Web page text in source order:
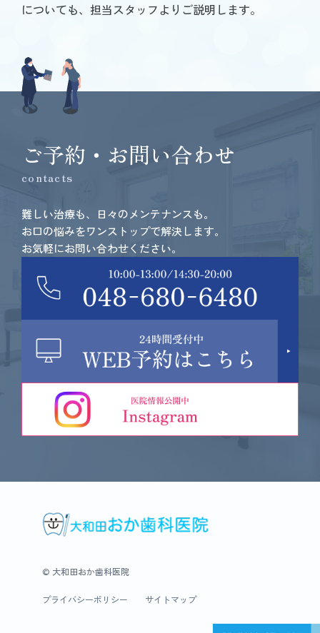
についても、担当スタッフよりご説明します。
ご予約・お問い合わせ
contacts
難しい治療も、日々のメンテナンスも。
お口の悩みをワンストップで解決します。
お気軽にお問い合わせください。
© 大和田おか歯科医院
プライバシーポリシー サイトマップ